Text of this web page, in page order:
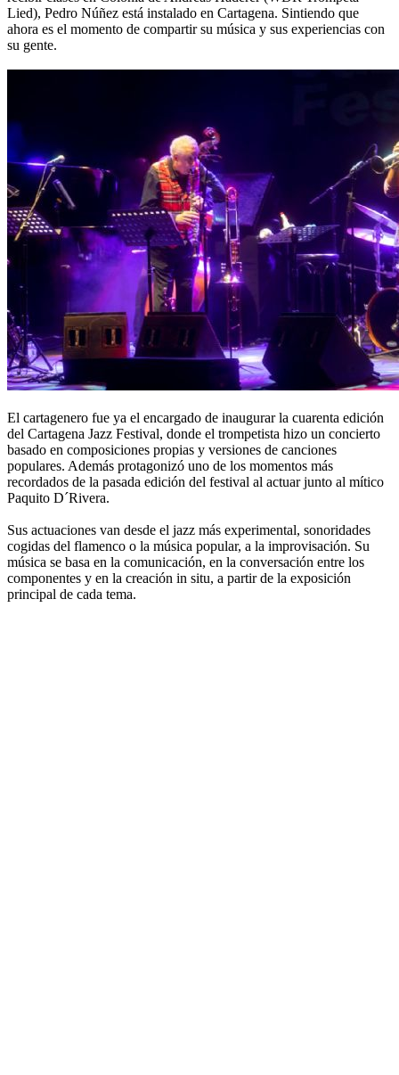
Lied), Pedro Núñez está instalado en Cartagena. Sintiendo que
ahora es el momento de compartir su música y sus experiencias con
su gente.
El cartagenero fue ya el encargado de inaugurar la cuarenta edición
del Cartagena Jazz Festival, donde el trompetista hizo un concierto
basado en composiciones propias y versiones de canciones
populares. Además protagonizó uno de los momentos más
recordados de la pasada edición del festival al actuar junto al mítico
Paquito D´Rivera.
Sus actuaciones van desde el jazz más experimental, sonoridades
cogidas del flamenco o la música popular, a la improvisación. Su
música se basa en la comunicación, en la conversación entre los
componentes y en la creación in situ, a partir de la exposición
principal de cada tema.